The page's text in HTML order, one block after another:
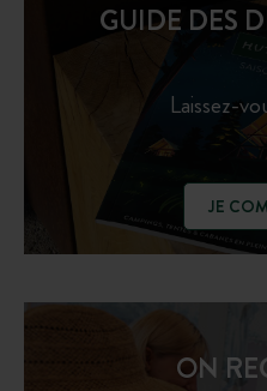
GUIDE DES
Laissez-
JE
ON